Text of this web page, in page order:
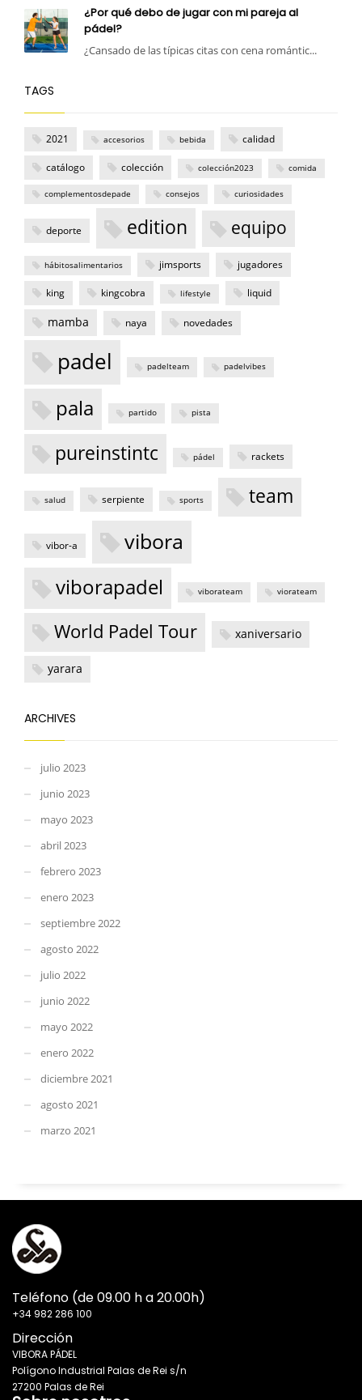
¿Por qué debo de jugar con mi pareja al
pádel?
¿Cansado de las típicas citas con cena romántic...
TAGS
2021 accesorios bebida calidad
catálogo colección colección2023 comida
complementosdepade consejos curiosidades
deporte edition equipo
hábitosalimentarios jimsports jugadores
king kingcobra lifestyle liquid
mamba naya novedades
padel padelteam padelvibes
pala partido pista
pureinstintc pádel rackets
salud serpiente sports team
vibor-a vibora
viborapadel viborateam viorateam
World Padel Tour xaniversario
yarara
ARCHIVES
julio 2023
junio 2023
mayo 2023
abril 2023
febrero 2023
enero 2023
septiembre 2022
agosto 2022
julio 2022
junio 2022
mayo 2022
enero 2022
diciembre 2021
agosto 2021
marzo 2021
Teléfono (de 09.00 h a 20.00h)
+34 982 286 100
Dirección
VIBORA PÁDEL
Polígono Industrial Palas de Rei s/n
27200 Palas de Rei